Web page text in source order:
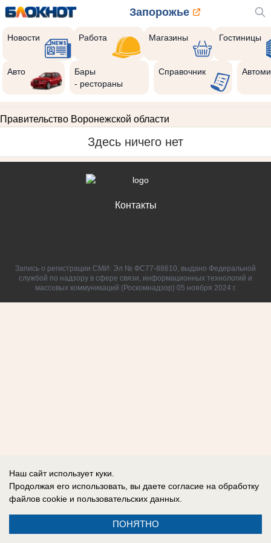
Запорожье
Новости Работа Магазины Гостиницы
Авто
Бары
- рестораны
Справочник
Правительство Воронежской области
Здесь ничего нет
Контакты
Запись о регистрации СМИ: Эл № ФС77-88610, выдано Федеральной
службой по надзору в сфере связи, информационных технологий и
массовых коммуникаций (Роскомнадзор) 05 ноября 2024 г.
Наш сайт использует куки.
Продолжая его использовать, вы даете согласие на обработку
файлов cookie и пользовательских данных.
ПОНЯТНО